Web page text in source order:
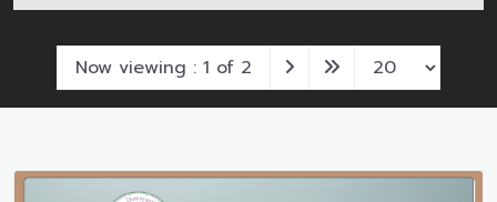
Now viewing : 1 of 2